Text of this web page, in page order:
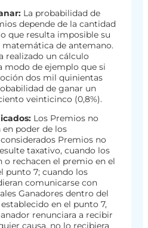
La probabilidad de
depende de la cantidad
que resulta imposible su
de antemano.
realizado un cálculo
de ejemplo que si
dos mil quinientas
de ganar un
veinticinco (0,8%).
Los Premios no
poder de los
Premios no
taxativo, cuando los
o rechacen el premio en el
punto 7; cuando los
comunicarse con
Ganadores dentro del
en el punto 7,
renunciara a recibir
causa, no lo recibiera